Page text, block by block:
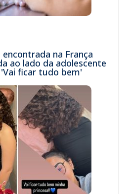
na França
ao lado da adolescente
ficar tudo bem'